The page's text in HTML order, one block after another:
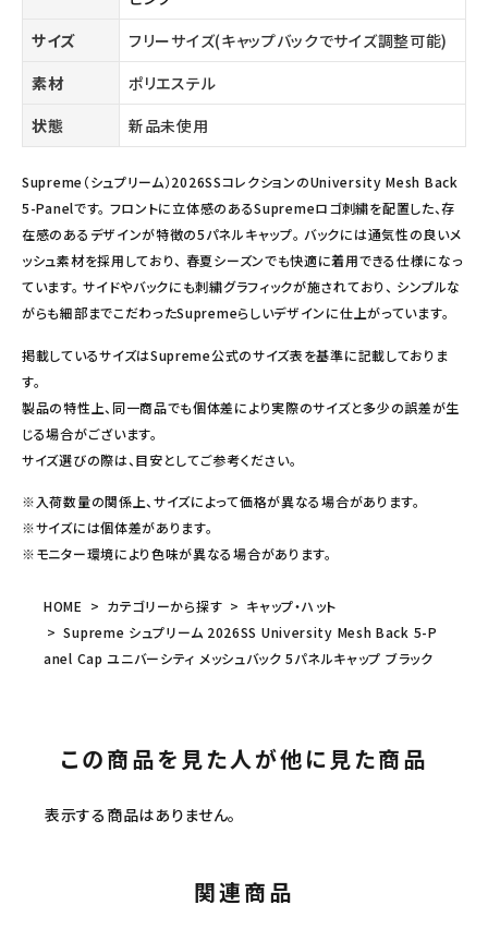
サイズ
フリーサイズ(キャップバックでサイズ調整可能)
素材
ポリエステル
状態
新品未使用
Supreme（シュプリーム）2026SSコレクションのUniversity Mesh Back
5-Panelです。 フロントに立体感のあるSupremeロゴ刺繍を配置した、存
在感のあるデザインが特徴の5パネルキャップ。 バックには通気性の良いメ
ッシュ素材を採用しており、 春夏シーズンでも快適に着用できる仕様になっ
ています。 サイドやバックにも刺繍グラフィックが施されており、 シンプルな
がらも細部までこだわったSupremeらしいデザインに仕上がっています。
掲載しているサイズはSupreme公式のサイズ表を基準に記載しておりま
す。
製品の特性上、同一商品でも個体差により実際のサイズと多少の誤差が生
じる場合がございます。
サイズ選びの際は、目安としてご参考ください。
※入荷数量の関係上、サイズによって価格が異なる場合があります。
※サイズには個体差があります。
※モニター環境により色味が異なる場合があります。
HOME カテゴリーから探す
キャップ・ハット
Supreme シュプリーム 2026SS University Mesh Back 5-P
anel Cap ユニバーシティ メッシュバック 5パネルキャップ ブラック
この商品を見た人が他に見た商品
表示する商品はありません。
関連商品